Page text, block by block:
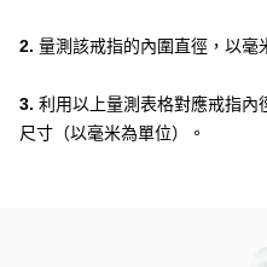
2. 量測該戒指的內圍直徑，以毫
3. 利用以上量測表格對應戒指內
尺寸（以毫米為單位）。